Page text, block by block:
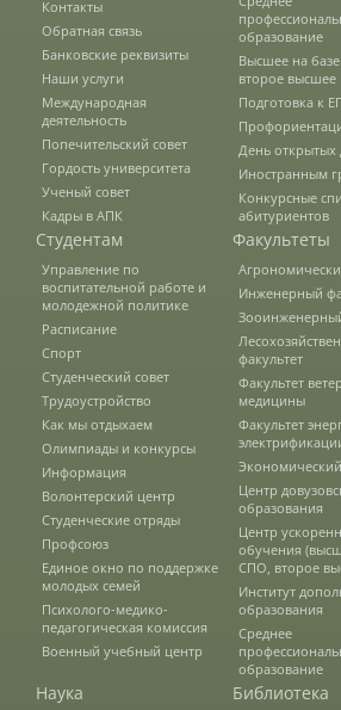
Документы
Зарубежные стипендиальные
программы
Сотрудники
Попечительский совет
Гордость университета
Ученый совет
Кадры в АПК
О федеральном проекте
Контакты
Обратная связь
Банковские реквизиты
Наши услуги
Международная
деятельность
Попечительский совет
Гордость университета
Ученый совет
Кадры в АПК
образование
Высшее на
второе высшее
Подготовка к
День открытых
Иностранным
Конкурсные
абитуриентов
Студентам
Управление по
воспитательной работе и
молодежной политике
Расписание
Спорт
Студенческий совет
Трудоустройство
Как мы отдыхаем
Олимпиады и конкурсы
Информация
Волонтерский центр
Студенческие отряды
Профсоюз
Единое окно по поддержке
молодых семей
Психолого-медико-
педагогическая комиссия
Военный учебный центр
Факультеты
Инженерный
факультет
Факультет
медицины
Факультет
Центр
образования
Центр
обучения
СПО, второе
Институт
образования
Среднее
образование
Наука Библиотека